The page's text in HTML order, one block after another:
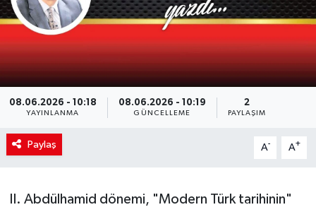
08.06.2026 - 10:18
YAYINLANMA
08.06.2026 - 10:19
GÜNCELLEME
2
PAYLAŞIM
Paylaş A- A+
II. Abdülhamid dönemi, "Modern Türk tarihinin"